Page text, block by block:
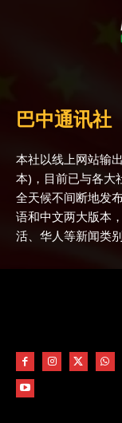
巴中通讯社
本社以线上网站输
本)，目前已与各大
全天候不间断地发
语和中文两大版本
活、华人等新闻类别